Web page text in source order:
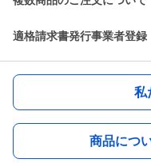
適格請求書発行事業者登録
私
商品につ